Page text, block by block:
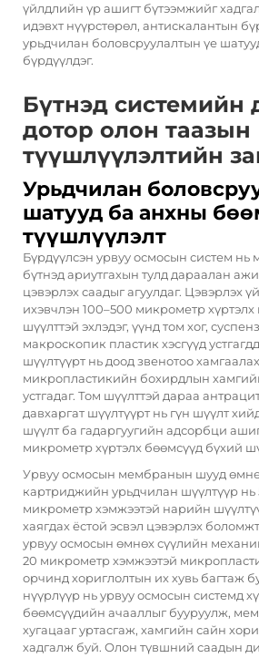
үйлдлийн үр ашигт бүтээмжийг
идэвхт нүүрстөрөл, антискалантын
урьдчилан боловсруулалтын үе
бүрдүүлдэг.
Бүтнэд системийн
дотор олон таазын
түүшлүүлэлтийн
Урьдчилан
шатууд ба анхны
түүшлүүлэлт
Бүрдүүлсэн урвуу осмосын систем
бүтнэд ариутгахын тулд дараалан
цэвэрлэх саадыг агуулдаг. Цэвэрлэх
ихэвчлэн 100–500 микрометр хүртэлх
шүүлттэй эхлэдэг, үүнд том хог,
макроскопик пластик хэсгүүд
шүүлтүүрт нь доод звенотоо
микропластикийн бохирдлын
устгадаг. Том шүүлттэй дараа
давхаргат шүүлтүүрт нь гүн шүүлт
шүүлт ба гадаргуугийн адсорбци
микрометр хүртэлх бөөмсүүд бүхий
Урвуу осмосын мембранын шууд
картриджийн урьдчилан шүүлтүүр нь
микрометр хэмжээтэй нарийн
хаягдах ёстой эсвэл цэвэрлэх
урвуу осмосын өмнөх сүүлийн
20 микрометр хэмжээтэй
орчинд хориглолтын их хувь багтаж
нүүрлүүр нь урвуу осмосын системд
бөөмсүүдийн ачааллыг бууруулж,
хугацааг уртасгаж, хамгийн сайн
хадгалж буй. Олон түвшний саадын